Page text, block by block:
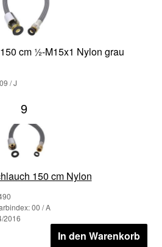
cm ½-M15x1 Nylon grau
/ J
9
150 cm Nylon
00 / A
2016
In den Warenkorb